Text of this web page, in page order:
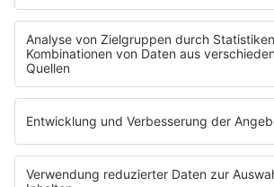
SERVICE
Empfang
barba radio App
Impressum
Datenschutz Facebook & Instagram
Datenschutzeinstellungen